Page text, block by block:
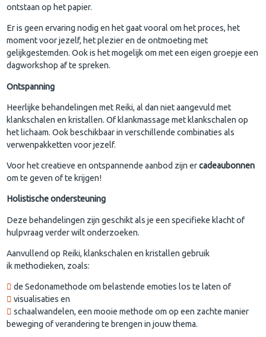
ontstaan op het papier.
Er is geen ervaring nodig en het gaat vooral om het proces, het
moment voor jezelf, het plezier en de ontmoeting met
gelijkgestemden. Ook is het mogelijk om met een eigen groepje een
dagworkshop af te spreken.
Ontspanning
Heerlijke behandelingen met Reiki, al dan niet aangevuld met
klankschalen en kristallen. Of klankmassage met klankschalen op
het lichaam. Ook beschikbaar in verschillende combinaties als
verwenpakketten voor jezelf.
Voor het creatieve en ontspannende aanbod zijn ercadeaubonnen
om te geven of te krijgen!
Holistische ondersteuning
Deze behandelingen zijn geschikt als je een specifieke klacht of
hulpvraag verder wilt onderzoeken.
Aanvullend op Reiki, klankschalen en kristallen gebruik
ik methodieken, zoals:
de Sedonamethode om belastende emoties los te laten of
visualisaties en
schaalwandelen, een mooie methode om op een zachte manier
beweging of verandering te brengen in jouw thema.